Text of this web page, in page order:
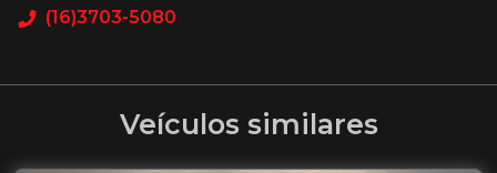
(16)3703-5080
Veículos similares